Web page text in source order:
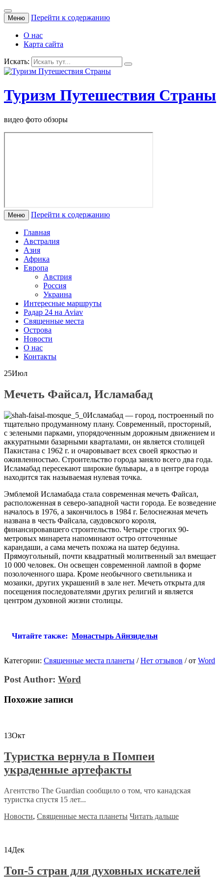
Меню Перейти к содержанию
О нас
Карта сайта
Искать:
Туризм Путешествия Страны
видео фото обзоры
Меню Перейти к содержанию
Главная
Австралия
Азия
Африка
Европа
Австрия
Россия
Украина
Интересные маршруты
Радар 24 на Aviav
Священные места
Острова
Новости
О нас
Контакты
25Июл
Мечеть Файсал, Исламабад
Исламабад — город, построенный по
тщательно продуманному плану. Современный, просторный,
с зелеными парками, упорядоченным дорожным движением и
аккуратными базарными кварталами, он является столицей
Пакистана с 1962 г. и очаровывает всех своей яркостью и
оживленностью. Строительство города заняло всего два года.
Исламабад пересекают широкие бульвары, а в центре города
находится так называемая нулевая точка.
Эмблемой Исламабада стала современная мечеть Файсал,
расположенная в северо-западной части города. Ее возведение
началось в 1976, а закончилось в 1984 г. Белоснежная мечеть
названа в честь Файсала, саудовского короля,
финансировавшего строительство. Четыре строгих 90-
метровых минарета напоминают остро отточенные
карандаши, а сама мечеть похожа на шатер бедуина.
Прямоугольный, почти квадратный молитвенный зал вмещает
10 000 человек. Он освещен современной лампой в форме
позолоченного шара. Кроме необычного светильника и
мозаики, других украшений в зале нет. Мечеть открыта для
посещения последователями других религий и является
центром духовной жизни столицы.
Читайте также: Монастырь Айнзидельн
Категории: Священные места планеты / Нет отзывов /от Word
Post Author: Word
Похожие записи
13Окт
Туристка вернула в Помпеи
украденные артефакты
Агентство The Guardian сообщило о том, что канадская
туристка спустя 15 лет...
Новости, Священные места планеты Читать дальше
14Дек
Топ-5 стран для духовных искателей